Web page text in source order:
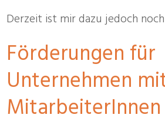
Derzeit ist mir dazu jedoch
Förderungen für
Unternehmen
MitarbeiterInnen